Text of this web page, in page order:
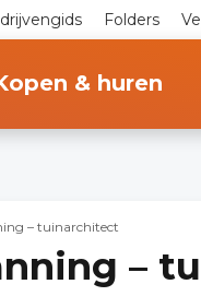
Folders
& huren
– tuinarchitect
–